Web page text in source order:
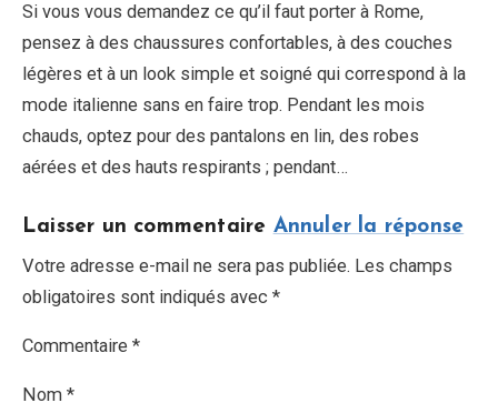
Si vous vous demandez ce qu’il faut porter à Rome,
pensez à des chaussures confortables, à des couches
légères et à un look simple et soigné qui correspond à la
mode italienne sans en faire trop. Pendant les mois
chauds, optez pour des pantalons en lin, des robes
aérées et des hauts respirants ; pendant…
Laisser un commentaire Annuler la réponse
Votre adresse e-mail ne sera pas publiée. Les champs
obligatoires sont indiqués avec *
Commentaire *
Nom *